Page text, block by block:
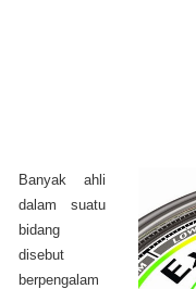
Banyak ahli
dalam suatu
bidang
disebut
berpengalam